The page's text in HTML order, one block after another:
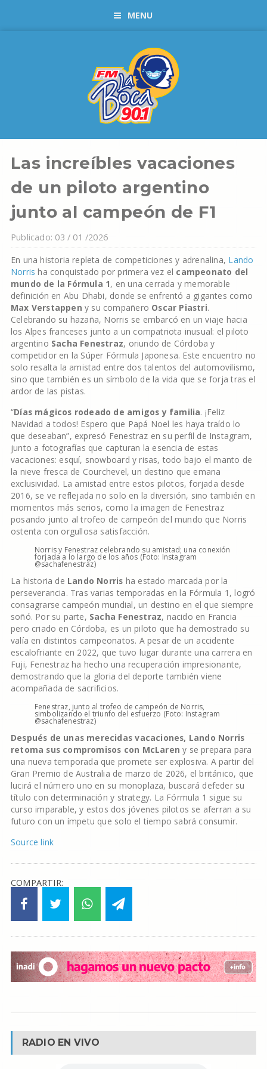
MENU
Las increíbles vacaciones
de un piloto argentino
junto al campeón de F1
Publicado: 03 / 01 /2026
En una historia repleta de competiciones y adrenalina, Lando
Norris ha conquistado por primera vez el campeonato del
mundo de la Fórmula 1, en una cerrada y memorable
definición en Abu Dhabi, donde se enfrentó a gigantes como
Max Verstappen y su compañero Oscar Piastri.
Celebrando su hazaña, Norris se embarcó en un viaje hacia
los Alpes franceses junto a un compatriota inusual: el piloto
argentino Sacha Fenestraz, oriundo de Córdoba y
competidor en la Súper Fórmula Japonesa. Este encuentro no
solo resalta la amistad entre dos talentos del automovilismo,
sino que también es un símbolo de la vida que se forja tras el
ardor de las pistas.
“Días mágicos rodeado de amigos y familia. ¡Feliz
Navidad a todos! Espero que Papá Noel les haya traído lo
que deseaban”, expresó Fenestraz en su perfil de Instagram,
junto a fotografías que capturan la esencia de estas
vacaciones: esquí, snowboard y risas, todo bajo el manto de
la nieve fresca de Courchevel, un destino que emana
exclusividad. La amistad entre estos pilotos, forjada desde
2016, se ve reflejada no solo en la diversión, sino también en
momentos más serios, como la imagen de Fenestraz
posando junto al trofeo de campeón del mundo que Norris
ostenta con orgullosa satisfacción.
Norris y Fenestraz celebrando su amistad; una conexión
forjada a lo largo de los años (Foto: Instagram
@sachafenestraz)
La historia de Lando Norris ha estado marcada por la
perseverancia. Tras varias temporadas en la Fórmula 1, logró
consagrarse campeón mundial, un destino en el que siempre
soñó. Por su parte, Sacha Fenestraz, nacido en Francia
pero criado en Córdoba, es un piloto que ha demostrado su
valía en distintos campeonatos. A pesar de un accidente
escalofriante en 2022, que tuvo lugar durante una carrera en
Fuji, Fenestraz ha hecho una recuperación impresionante,
demostrando que la gloria del deporte también viene
acompañada de sacrificios.
Fenestraz, junto al trofeo de campeón de Norris,
simbolizando el triunfo del esfuerzo (Foto: Instagram
@sachafenestraz)
Después de unas merecidas vacaciones, Lando Norris
retoma sus compromisos con McLaren y se prepara para
una nueva temporada que promete ser explosiva. A partir del
Gran Premio de Australia de marzo de 2026, el británico, que
lucirá el número uno en su monoplaza, buscará defeder su
título con determinación y strategy. La Fórmula 1 sigue su
curso imparable, y estos dos jóvenes pilotos se aferran a su
futuro con un ímpetu que solo el tiempo sabrá consumir.
Source link
COMPARTIR:
RADIO EN VIVO